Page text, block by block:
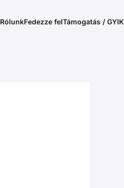
RólunkFedezze felTámogatás / GYIK